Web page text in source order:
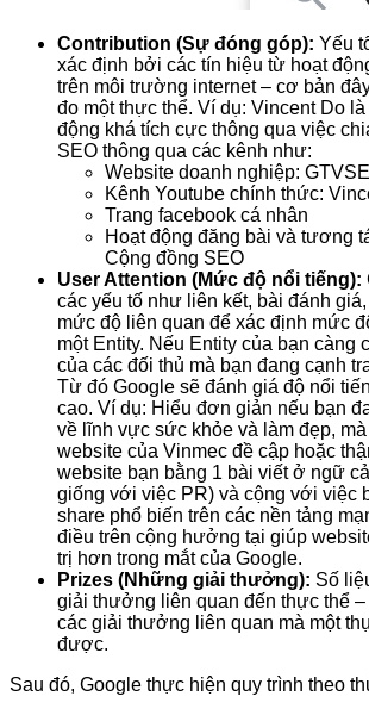
Contribution (Sự đóng góp): Yếu
xác định bởi các tín hiệu từ hoạt
trên môi trường internet – cơ bản
đo một thực thể. Ví dụ: Vincent Do
động khá tích cực thông qua việc
SEO thông qua các kênh như:
Website doanh nghiệp:
Kênh Youtube chính thức:
Trang facebook cá nhân
Hoạt động đăng bài và tương
Cộng đồng SEO
User Attention (Mức độ nổi tiếng):
các yếu tố như liên kết, bài đánh
mức độ liên quan để xác định mức
một Entity. Nếu Entity của bạn càng
của các đối thủ mà bạn đang cạnh
Từ đó Google sẽ đánh giá độ nổi
cao. Ví dụ: Hiểu đơn giản nếu bạn
về lĩnh vực sức khỏe và làm đẹp,
website của Vinmec đề cập hoặc
website bạn bằng 1 bài viết ở ngữ
giống với việc PR) và cộng với việc
share phổ biến trên các nền tảng
điều trên cộng hưởng tại giúp
trị hơn trong mắt của Google.
Prizes (Những giải thưởng): Số
giải thưởng liên quan đến thực thể
các giải thưởng liên quan mà một
được.
Sau đó, Google thực hiện quy trình theo